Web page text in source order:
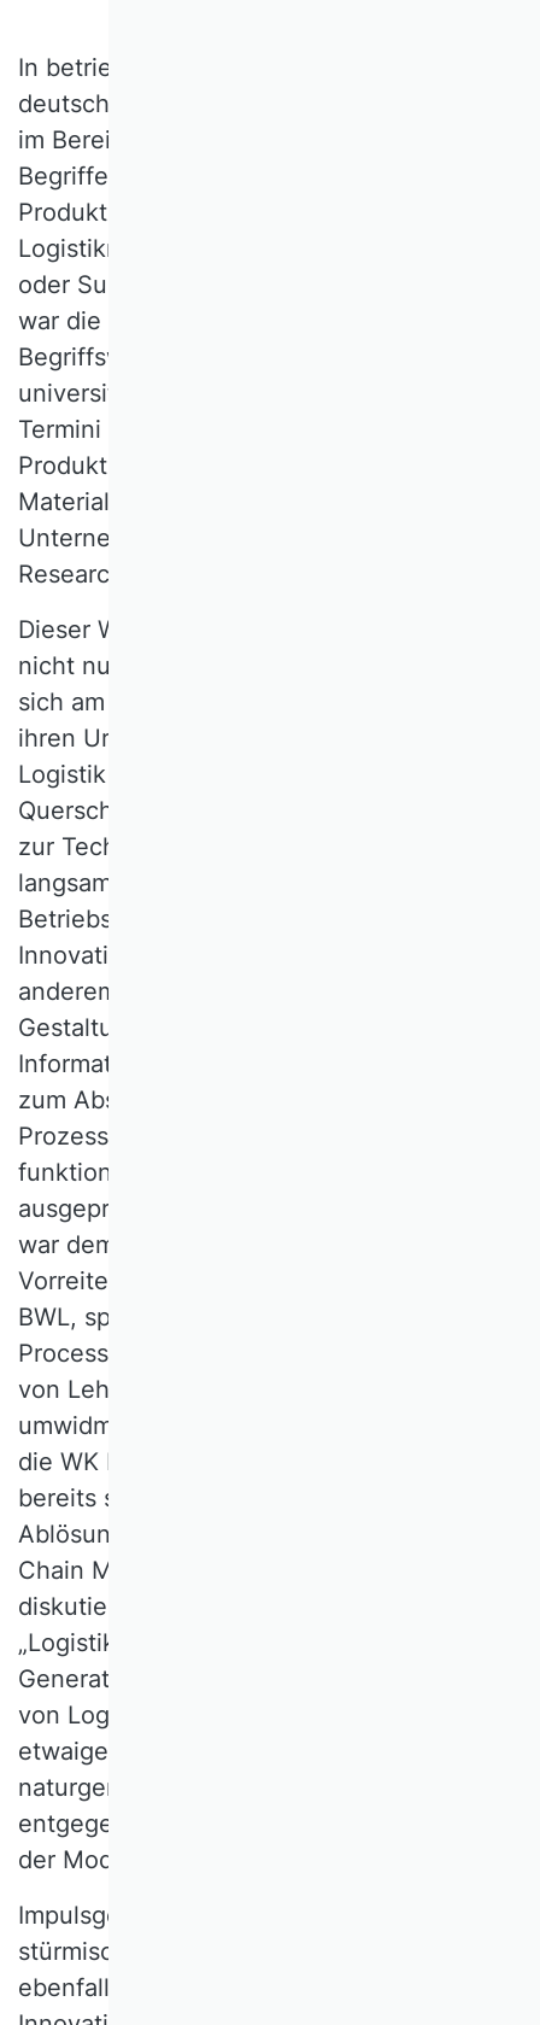
In betriebswirtschaftlichen Fakultäten
deutschsprachiger Universitäten finden sich
im Bereich der Realgüterwirtschaft oft die
Begriffe Operations Management,
Produktionsmanagement,
Logistikmanagement, Supply Management
oder Supply Chain Management. Hingegen
war die entsprechende traditionelle
Begriffswelt der 80er Jahre in der
universitären BWL noch geprägt von den
Termini Industriebetriebslehre,
Produktionswirtschaft, (integrierte)
Materialwirtschaft und
Unternehmensforschung / Operations
Research.
Dieser Wandel, der im Verständnis und
nicht nur in Begriffen begründet liegt, lässt
sich am Beispiel der Logistik illustrieren. Mit
ihren Ursprüngen in der Praxis hat sich die
Logistik als wissenschaftliche
Querschnittsdisziplin mit engen Bezügen
zur Technik und zur Wirtschaftsinformatik
langsam ab den 80er Jahren in der
Betriebswirtschaftslehre etabliert. Der
Innovationskern der Logistik lag wohl unter
anderem im Anspruch der durchgängigen
Gestaltung der Material-, Waren- und
Informationsflüsse vom Beschaffungs- bis
zum Absatzmarkt. Dieses Denken in
Prozessen trug zur Überwindung des
funktional und organisatorisch
ausgeprägten Silodenkens bei. Die Logistik
war demnach ein weitgehend unerkannter
Vorreiter des Prozessmanagements in der
BWL, später bekannt unter Business
Process Reengineering. Nach einer Welle
von Lehrstuhlgründungen und -
umwidmungen wurde Mitte der 90er Jahre
die WK Logistik im VHB gegründet. Doch
bereits seit Ende der 90er Jahre wird die
Ablösung der Logistik durch das Supply
Chain Management (SCM) intensiv
diskutiert. Dies löste die Frage nach
„Logistik als Mode“ aus. Die erste
Generation der Inhaberinnen und Inhaber
von Logistik-Lehrstühlen stemmte sich
etwaigen Umwidmungsbestrebungen
naturgemäß mit Kraft und Argumenten
entgegen – nicht zuletzt, um dem Vorwurf
der Modeerscheinung entgegenzuwirken.
Impulsgeber für den anfangs nahezu
stürmischen Feldzug des SCM war
ebenfalls die Praxis, die inhaltliche